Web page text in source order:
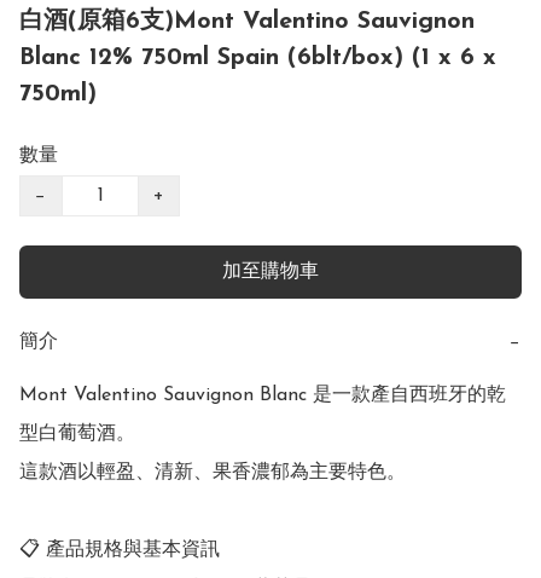
白酒(原箱6支)Mont Valentino Sauvignon
Blanc 12% 750ml Spain (6blt/box) (1 x 6 x
750ml)
數量
− +
加至購物車
簡介 −
Mont Valentino Sauvignon Blanc 是一款產自西班牙的乾
型白葡萄酒。
這款酒以輕盈、清新、果香濃郁為主要特色。
📋 產品規格與基本資訊